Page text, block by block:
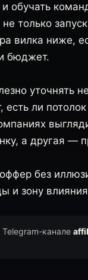
обучать
только запуск
вилка ниже,
бюджет.
уточнять
есть ли
а другая —
без
и зону
Telegram-канале